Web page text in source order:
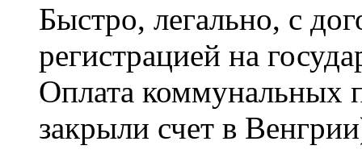
Быстро, легально, с
регистрацией на
Оплата коммунальных
закрыли счет в